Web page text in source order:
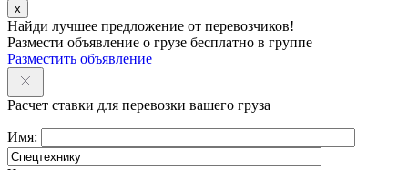
x
Найди лучшее предложение от перевозчиков!
Размести объявление о грузе бесплатно в группе
Разместить объявление
Расчет ставки для перевозки вашего груза
Имя: